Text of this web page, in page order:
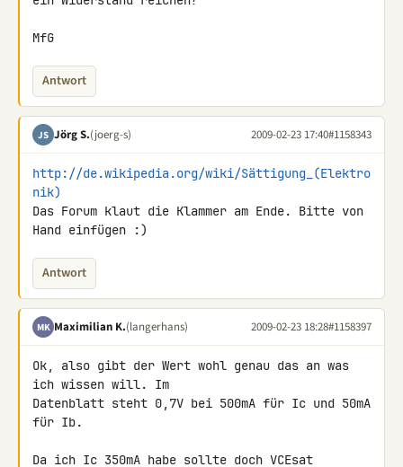
MfG
Antwort
JS Jörg S.(joerg-s) 2009-02-23 17:40#1158343
http://de.wikipedia.org/wiki/Sättigung_(Elektro
nik)
Das Forum klaut die Klammer am Ende. Bitte von
Hand einfügen :)
Antwort
MK Maximilian K.(langerhans) 2009-02-23 18:28#1158397
Ok, also gibt der Wert wohl genau das an was
ich wissen will. Im
Datenblatt steht 0,7V bei 500mA für Ic und 50mA
für Ib.
Da ich Ic 350mA habe sollte doch VCEsat